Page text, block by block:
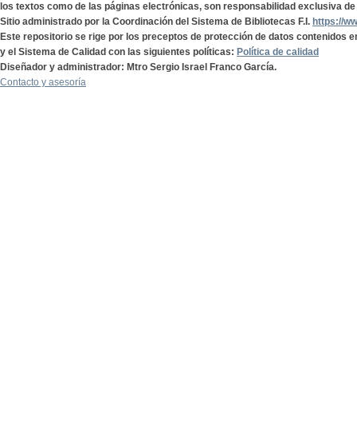
los textos como de las páginas electrónicas, son responsabilidad exclusiva
Sitio administrado por la Coordinación del Sistema de Bibliotecas F.I. https://
Este repositorio se rige por los preceptos de protección de datos contenidos
y el Sistema de Calidad con las siguientes políticas: Política de calidad
Diseñador y administrador: Mtro Sergio Israel Franco García.
Contacto y asesoría